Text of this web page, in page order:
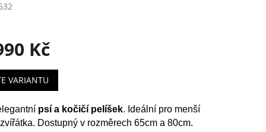
Kč
VARIANTU
psí a kočičí pelíšek. Ideální pro menší
Dostupný v rozměrech 65cm a 80cm.